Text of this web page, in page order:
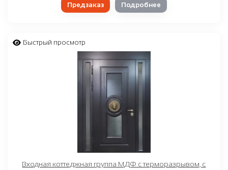
Предзаказ Подробнее
Быстрый просмотр
Входная коттеджная группа МДФ с терморазрывом, с